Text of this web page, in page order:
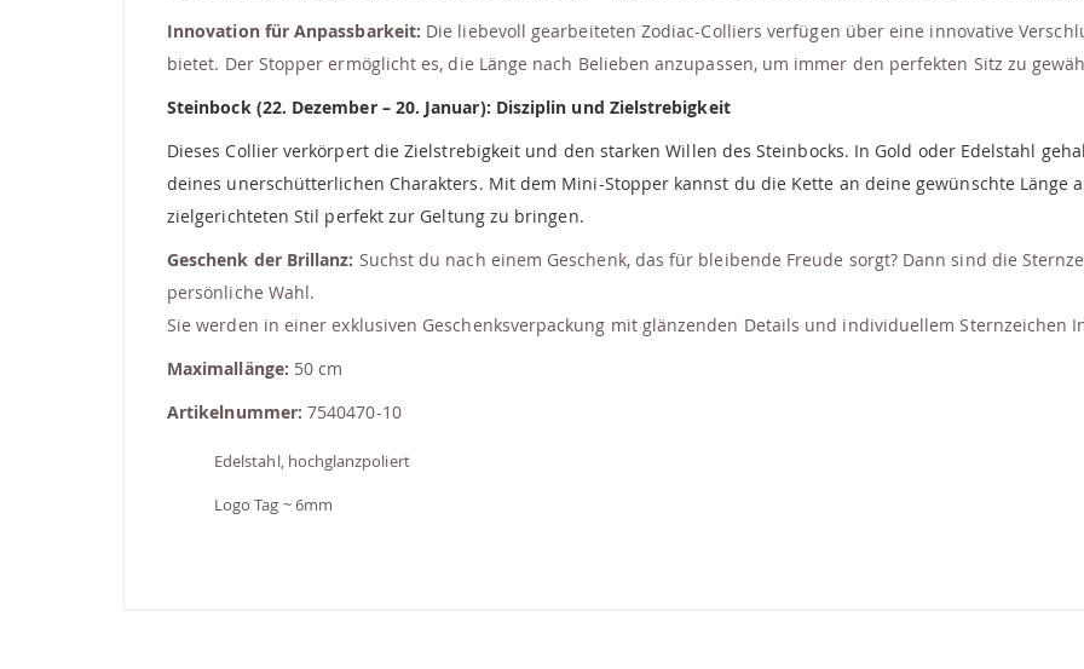
Innovation für Anpassbarkeit: Die liebevoll gearbeiteten Zodiac-Colliers verfügen über eine innovative
bietet. Der Stopper ermöglicht es, die Länge nach Belieben anzupassen, um immer den perfekten Sitz zu
Steinbock (22. Dezember – 20. Januar): Disziplin und Zielstrebigkeit
Dieses Collier verkörpert die Zielstrebigkeit und den starken Willen des Steinbocks. In Gold oder Edelstahl
deines unerschütterlichen Charakters. Mit dem Mini-Stopper kannst du die Kette an deine gewünschte Länge
zielgerichteten Stil perfekt zur Geltung zu bringen.
Geschenk der Brillanz: Suchst du nach einem Geschenk, das für bleibende Freude sorgt? Dann sind die
persönliche Wahl.
Sie werden in einer exklusiven Geschenksverpackung mit glänzenden Details und individuellem Sternzeichen
Maximallänge: 50 cm
Artikelnummer:7540470-10
Edelstahl, hochglanzpoliert
Logo Tag ~ 6mm